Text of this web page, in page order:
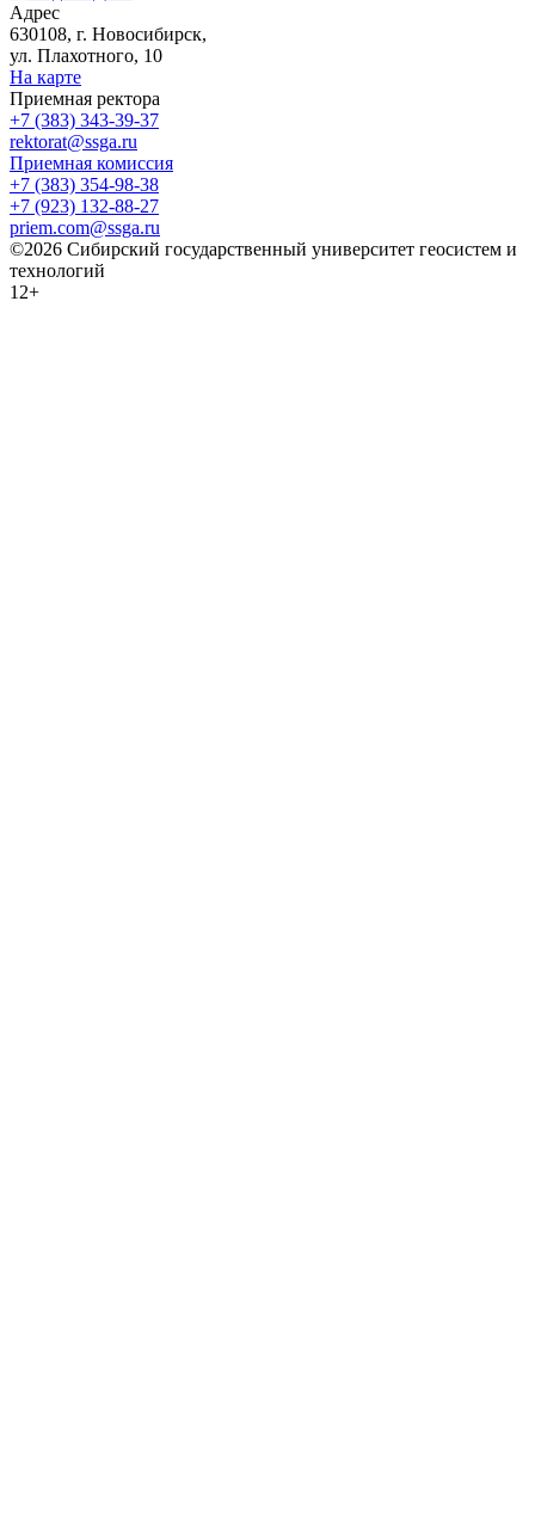
Адрес
630108, г. Новосибирск,
ул. Плахотного, 10
На карте
Приемная ректора
+7 (383) 343-39-37
rektorat@ssga.ru
Приемная комиссия
+7 (383) 354-98-38
+7 (923) 132-88-27
priem.com@ssga.ru
©2026 Сибирский государственный университет геосистем и
технологий
12+